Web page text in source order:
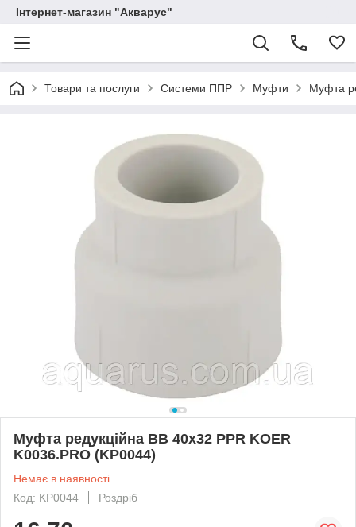
Інтернет-магазин "Акварус"
Товари та послуги Системи ППР Муфти Муфта
Муфта редукційна ВВ 40x32 PPR KOER
K0036.PRO (KP0044)
Немає в наявності
Код: KP0044
Роздріб